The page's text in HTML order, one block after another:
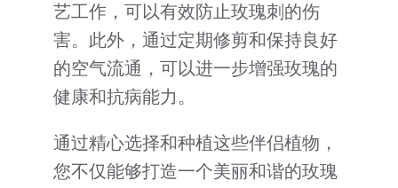
艺工作，可以有效防止玫瑰刺的伤
害。此外，通过定期修剪和保持良好
的空气流通，可以进一步增强玫瑰的
健康和抗病能力。
通过精心选择和种植这些伴侣植物，
您不仅能够打造一个美丽和谐的玫瑰